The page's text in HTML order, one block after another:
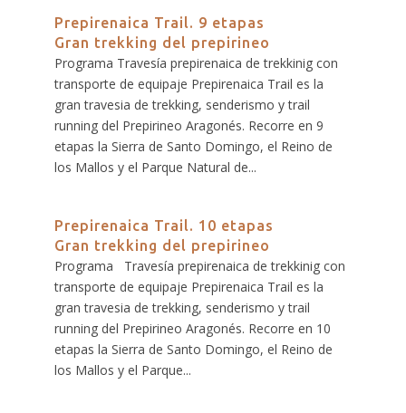
Prepirenaica Trail. 9 etapas
Gran trekking del prepirineo
Programa Travesía prepirenaica de trekkinig con
transporte de equipaje Prepirenaica Trail es la
gran travesia de trekking, senderismo y trail
running del Prepirineo Aragonés. Recorre en 9
etapas la Sierra de Santo Domingo, el Reino de
los Mallos y el Parque Natural de...
Prepirenaica Trail. 10 etapas
Gran trekking del prepirineo
Programa Travesía prepirenaica de trekkinig con
transporte de equipaje Prepirenaica Trail es la
gran travesia de trekking, senderismo y trail
running del Prepirineo Aragonés. Recorre en 10
etapas la Sierra de Santo Domingo, el Reino de
los Mallos y el Parque...